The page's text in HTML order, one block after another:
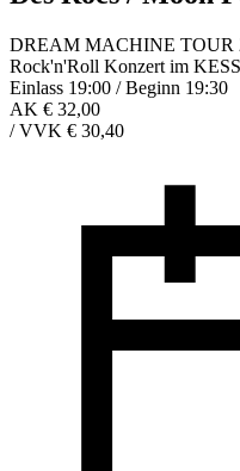
DREAM MACHINE TOUR
Rock'n'Roll Konzert im
Einlass 19:00 / Beginn 19:30
AK € 32,00
/VVK € 30,40